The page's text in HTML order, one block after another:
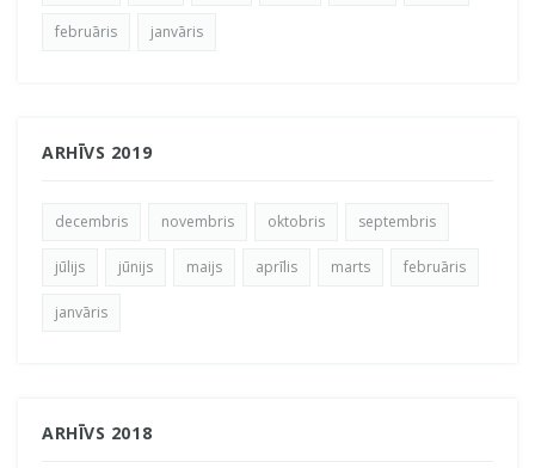
februāris janvāris
ARHĪVS 2019
decembris novembris oktobris septembris
jūlijs jūnijs maijs aprīlis marts februāris
janvāris
ARHĪVS 2018